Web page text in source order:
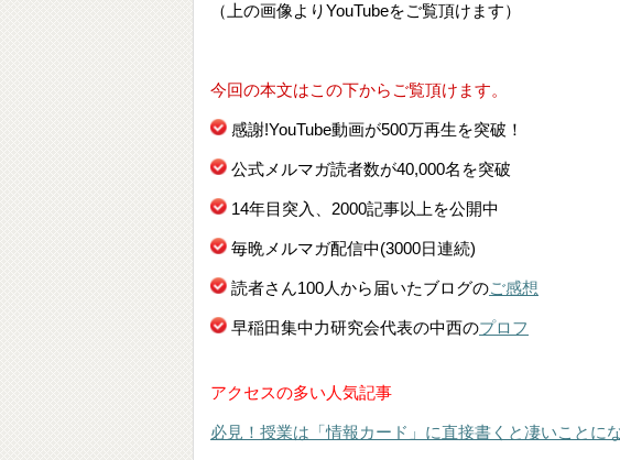
（上の画像よりYouTubeをご覧頂けます）
今回の本文はこの下からご覧頂けます。
感謝!YouTube動画が500万再生を突破！
公式メルマガ読者数が40,000名を突破
14年目突入、2000記事以上を公開中
毎晩メルマガ配信中(3000日連続)
読者さん100人から届いたブログのご感想
早稲田集中力研究会代表の中西のプロフ
アクセスの多い人気記事
必見！授業は「情報カード」に直接書くと凄いことに